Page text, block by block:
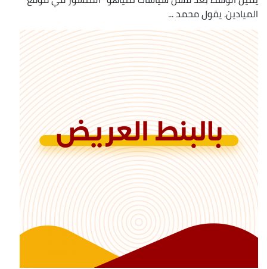
الميادين. يقول محمد ...